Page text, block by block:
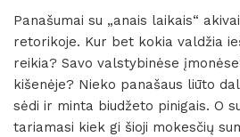
Panašumai su „anais laikais“
retorikoje. Kur bet kokia valdžia
reikia? Savo valstybinėse
kišenėje? Nieko panašaus liūto
sėdi ir minta biudžeto pinigais. O
tariamasi kiek gi šioji mokesčių